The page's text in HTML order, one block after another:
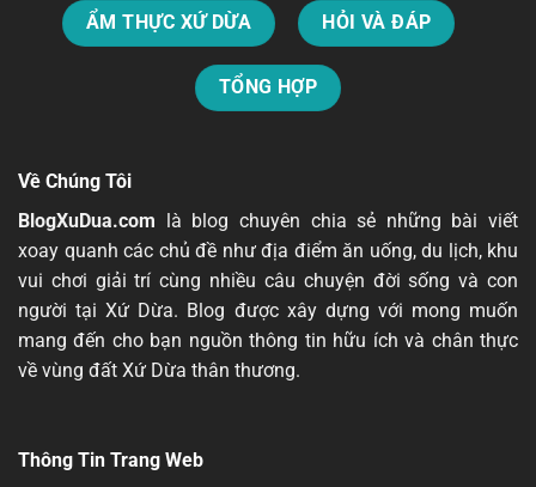
ẨM THỰC XỨ DỪA HỎI VÀ ĐÁP
TỔNG HỢP
Về Chúng Tôi
BlogXuDua.com là blog chuyên chia sẻ những bài viết
xoay quanh các chủ đề như địa điểm ăn uống, du lịch, khu
vui chơi giải trí cùng nhiều câu chuyện đời sống và con
người tại Xứ Dừa. Blog được xây dựng với mong muốn
mang đến cho bạn nguồn thông tin hữu ích và chân thực
về vùng đất Xứ Dừa thân thương.
Thông Tin Trang Web